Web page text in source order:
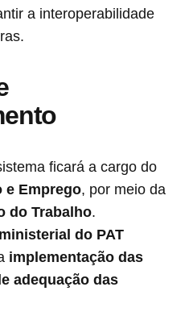
a interoperabilidade
ficará a cargo do
e Emprego, por meio da
do Trabalho.
do PAT
implementação das
adequação das